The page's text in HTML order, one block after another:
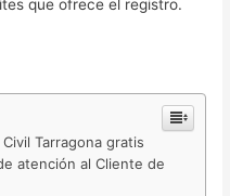
que ofrece el registro.
Tarragona gratis
atención al Cliente de